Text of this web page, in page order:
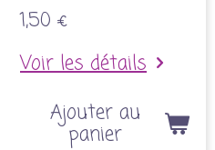
1,50 €
Voir les détails
Ajouter au
panier